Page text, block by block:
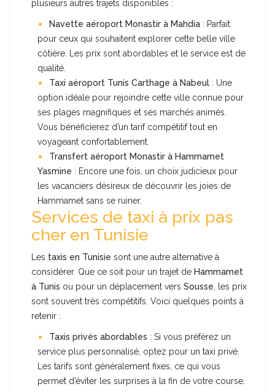
plusieurs autres trajets disponibles :
Navette aéroport Monastir à Mahdia : Parfait
pour ceux qui souhaitent explorer cette belle ville
côtière. Les prix sont abordables et le service est de
qualité.
Taxi aéroport Tunis Carthage à Nabeul : Une
option idéale pour rejoindre cette ville connue pour
ses plages magnifiques et ses marchés animés.
Vous bénéficierez d’un tarif compétitif tout en
voyageant confortablement.
Transfert aéroport Monastir à Hammamet
Yasmine : Encore une fois, un choix judicieux pour
les vacanciers désireux de découvrir les joies de
Hammamet sans se ruiner.
Services de taxi à prix pas
cher en Tunisie
Les taxis en Tunisie sont une autre alternative à
considérer. Que ce soit pour un trajet de Hammamet
à Tunis ou pour un déplacement vers Sousse , les prix
sont souvent très compétitifs. Voici quelques points à
retenir :
Taxis privés abordables : Si vous préférez un
service plus personnalisé, optez pour un taxi privé.
Les tarifs sont généralement fixes, ce qui vous
permet d’éviter les surprises à la fin de votre course.